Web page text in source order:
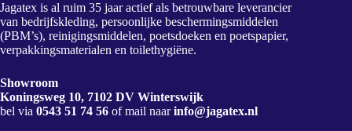
Jagatex is al ruim 35 jaar actief als betrouwbare leverancier
van bedrijfskleding, persoonlijke beschermingsmiddelen
(PBM’s), reinigingsmiddelen, poetsdoeken en poetspapier,
verpakkingsmaterialen en toilethygiëne.
Showroom
Koningsweg 10, 7102 DV Winterswijk
bel via 0543 51 74 56 of mail naarinfo@jagatex.nl